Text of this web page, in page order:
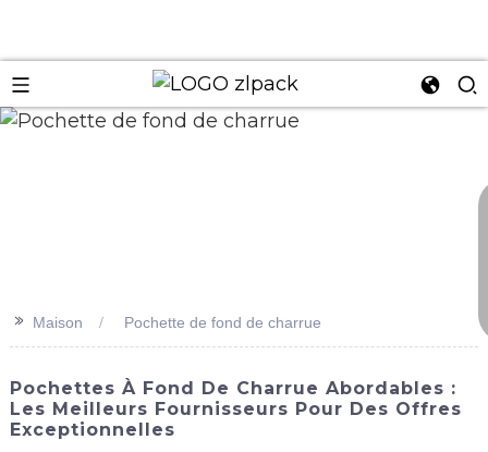
>> Maison Pochette de fond de charrue
Pochettes À Fond De Charrue Abordables :
Les Meilleurs Fournisseurs Pour Des Offres
Exceptionnelles